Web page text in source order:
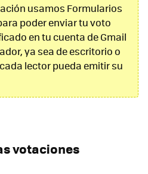
usamos Formularios
poder enviar tu voto
en tu cuenta de Gmail
ya sea de escritorio o
lector pueda emitir su
votaciones